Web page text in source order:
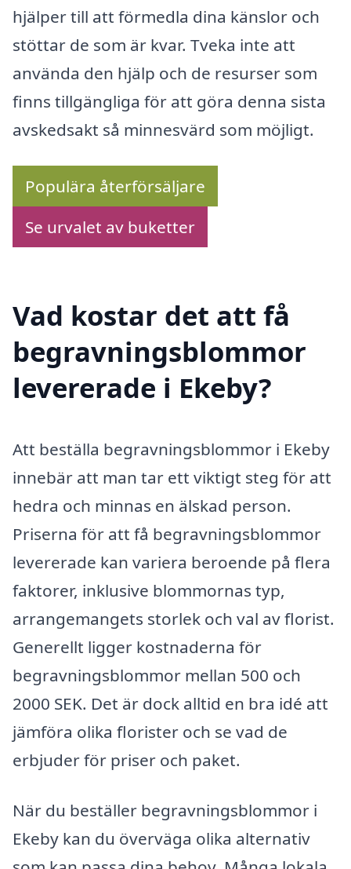
hjälper till att förmedla dina känslor och
stöttar de som är kvar. Tveka inte att
använda den hjälp och de resurser som
finns tillgängliga för att göra denna sista
avskedsakt så minnesvärd som möjligt.
Populära återförsäljare
Se urvalet av buketter
Vad kostar det att få
begravningsblommor
levererade i Ekeby?
Att beställa begravningsblommor i Ekeby
innebär att man tar ett viktigt steg för att
hedra och minnas en älskad person.
Priserna för att få begravningsblommor
levererade kan variera beroende på flera
faktorer, inklusive blommornas typ,
arrangemangets storlek och val av florist.
Generellt ligger kostnaderna för
begravningsblommor mellan 500 och
2000 SEK. Det är dock alltid en bra idé att
jämföra olika florister och se vad de
erbjuder för priser och paket.
När du beställer begravningsblommor i
Ekeby kan du överväga olika alternativ